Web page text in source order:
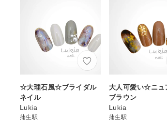
☆大理石風☆ブライダル
ネイル
Lukia
蒲生駅
大人可愛い☆ニュ
ブラウン
Lukia
蒲生駅